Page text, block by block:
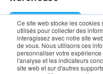
Ce site web stocke les cookies
utilisés pour collecter des
interagissez avec notre site
de vous. Nous utilisons ces
personnaliser votre
l'analyse et les indicateurs
site web et sur d'autres
Request a Demo
For enquiry, contact sales:
promotions, contact PR: